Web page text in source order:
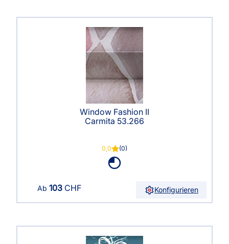
Window Fashion II
Carmita 53.266
0,0 (0)
Ab 103 CHF Konfigurieren